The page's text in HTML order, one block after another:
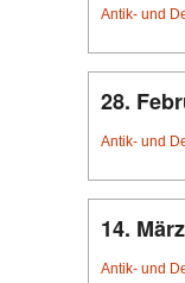
Antik- und
28.
Antik- und
14.
Antik- und